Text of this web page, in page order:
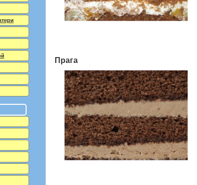
Прага